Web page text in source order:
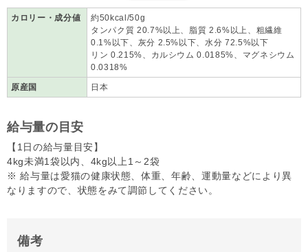
カロリー・成分値
約50kcal/50g
タンパク質 20.7%以上、脂質 2.6%以上、粗繊維
0.1%以下、灰分 2.5%以下、水分 72.5%以下
リン 0.215%、カルシウム 0.0185%、マグネシウム
0.0318%
原産国 日本
給与量の目安
【1日の給与量目安】
4kg未満1袋以内、4kg以上1～2袋
※ 給与量は愛猫の健康状態、体重、年齢、運動量などにより異
なりますので、状態をみて調節してください。
備考